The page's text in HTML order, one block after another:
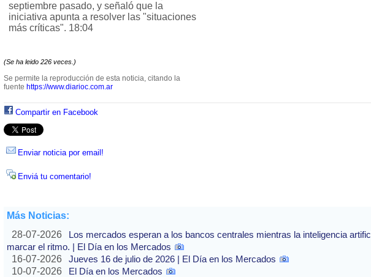
septiembre pasado, y señaló que la
iniciativa apunta a resolver las "situaciones
más críticas". 18:04
(Se ha leido 226 veces.)
Se permite la reproducción de esta noticia, citando la
fuente https://www.diarioc.com.ar
Compartir en Facebook
Enviar noticia por email!
Enviá tu comentario!
Más Noticias:
28-07-2026
Los mercados esperan a los bancos centrales mientras la inteligencia
marcar el ritmo. | El Día en los Mercados
16-07-2026
Jueves 16 de julio de 2026 | El Día en los Mercados
10-07-2026
El Día en los Mercados